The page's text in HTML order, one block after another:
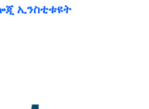
ኢንስቲቱዩት